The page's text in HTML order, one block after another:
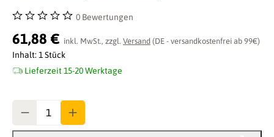
Durchschnittliche Bewertung von 0 von 5 Sternen
0 Bewertungen
61,88 € inkl. MwSt., zzgl. Versand (DE - versandkostenfrei ab 99€)
Inhalt: 1 Stück
Lieferzeit 15-20 Werktage